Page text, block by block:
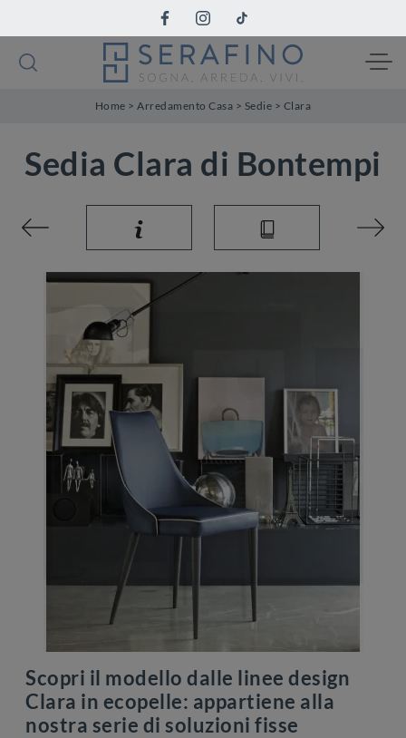
Home >Arredamento Casa > Sedie > Clara
Sedia Clara di Bontempi
Scopri il modello dalle linee design
Clara in ecopelle: appartiene alla
nostra serie di soluzioni fisse